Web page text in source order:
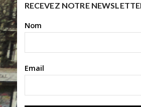
RECEVEZ NOTRE
Nom
Email